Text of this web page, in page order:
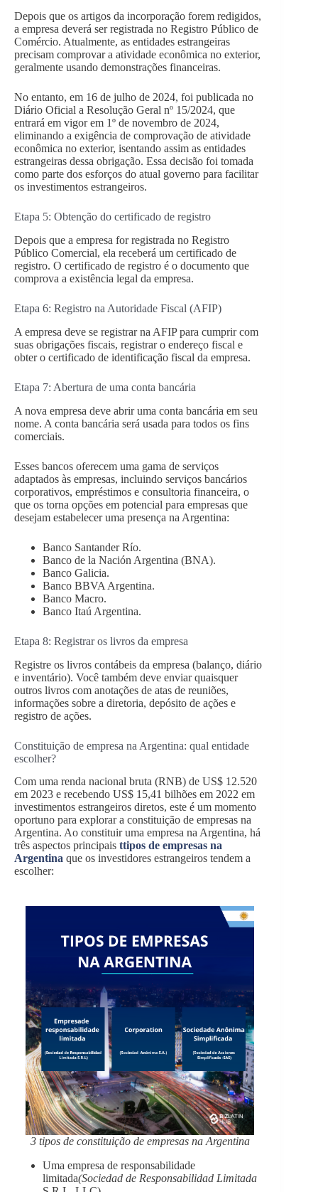
Depois que os artigos da incorporação forem redigidos,
a empresa deverá ser registrada no Registro Público de
Comércio. Atualmente, as entidades estrangeiras
precisam comprovar a atividade econômica no exterior,
geralmente usando demonstrações financeiras.
No entanto, em 16 de julho de 2024, foi publicada no
Diário Oficial a Resolução Geral nº 15/2024, que
entrará em vigor em 1º de novembro de 2024,
eliminando a exigência de comprovação de atividade
econômica no exterior, isentando assim as entidades
estrangeiras dessa obrigação. Essa decisão foi tomada
como parte dos esforços do atual governo para facilitar
os investimentos estrangeiros.
Etapa 5: Obtenção do certificado de registro
Depois que a empresa for registrada no Registro
Público Comercial, ela receberá um certificado de
registro. O certificado de registro é o documento que
comprova a existência legal da empresa.
Etapa 6: Registro na Autoridade Fiscal (AFIP)
A empresa deve se registrar na AFIP para cumprir com
suas obrigações fiscais, registrar o endereço fiscal e
obter o certificado de identificação fiscal da empresa.
Etapa 7: Abertura de uma conta bancária
A nova empresa deve abrir uma conta bancária em seu
nome. A conta bancária será usada para todos os fins
comerciais.
Esses bancos oferecem uma gama de serviços
adaptados às empresas, incluindo serviços bancários
corporativos, empréstimos e consultoria financeira, o
que os torna opções em potencial para empresas que
desejam estabelecer uma presença na Argentina:
Banco Santander Río.
Banco de la Nación Argentina (BNA).
Banco Galicia.
Banco BBVA Argentina.
Banco Macro.
Banco Itaú Argentina.
Etapa 8: Registrar os livros da empresa
Registre os livros contábeis da empresa (balanço, diário
e inventário). Você também deve enviar quaisquer
outros livros com anotações de atas de reuniões,
informações sobre a diretoria, depósito de ações e
registro de ações.
Constituição de empresa na Argentina: qual entidade
escolher?
Com uma renda nacional bruta (RNB) de US$ 12.520
em 2023 e recebendo US$ 15,41 bilhões em 2022 em
investimentos estrangeiros diretos, este é um momento
oportuno para explorar a constituição de empresas na
Argentina. Ao constituir uma empresa na Argentina, há
três aspectos principais ttipos de empresas na
Argentina que os investidores estrangeiros tendem a
escolher:
3 tipos de constituição de empresas na Argentina
Uma empresa de responsabilidade
limitada(Sociedad de Responsabilidad Limitada